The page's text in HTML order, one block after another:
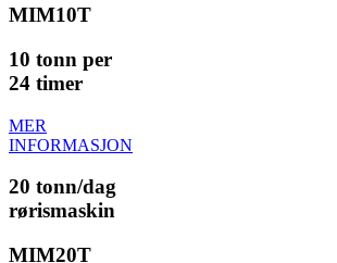
MIM10T
10 tonn per
24 timer
MER
INFORMASJON
20 tonn/dag
rørismaskin
MIM20T